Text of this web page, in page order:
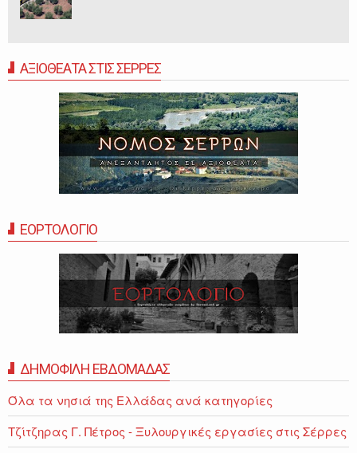
ΑΞΙΟΘΕΑΤΑ ΣΤΙΣ ΣΕΡΡΕΣ
ΕΟΡΤΟΛΟΓΙΟ
ΔΗΜΟΦΙΛΗ ΕΒΔΟΜΑΔΑΣ
Όλα τα νησιά της Ελλάδας ανά κατηγορίες
Τζίτζηρας Γ. Πέτρος - Ξυλουργικές εργασίες στις Σέρρες